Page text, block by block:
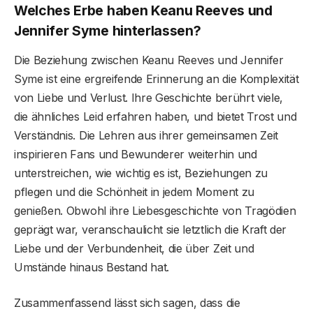
Welches Erbe haben Keanu Reeves und
Jennifer Syme hinterlassen?
Die Beziehung zwischen Keanu Reeves und Jennifer
Syme ist eine ergreifende Erinnerung an die Komplexität
von Liebe und Verlust. Ihre Geschichte berührt viele,
die ähnliches Leid erfahren haben, und bietet Trost und
Verständnis. Die Lehren aus ihrer gemeinsamen Zeit
inspirieren Fans und Bewunderer weiterhin und
unterstreichen, wie wichtig es ist, Beziehungen zu
pflegen und die Schönheit in jedem Moment zu
genießen. Obwohl ihre Liebesgeschichte von Tragödien
geprägt war, veranschaulicht sie letztlich die Kraft der
Liebe und der Verbundenheit, die über Zeit und
Umstände hinaus Bestand hat.
Zusammenfassend lässt sich sagen, dass die